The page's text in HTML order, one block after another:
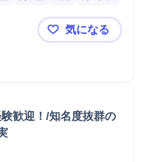
購買調達
【群馬/伊
気になる
歓迎！/知名度抜群の